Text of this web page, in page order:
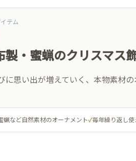
テム
製・蜜蝋のクリスマス
に思い出が増えていく、本物素材
蝋など自然素材のオーナメント✓毎年繰り返し